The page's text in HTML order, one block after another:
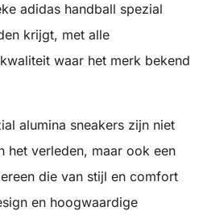
adidas handball spezial
krijgt, met alle
waar het merk bekend
alumina sneakers zijn niet
het verleden, maar ook een
die van stijl en comfort
en hoogwaardige